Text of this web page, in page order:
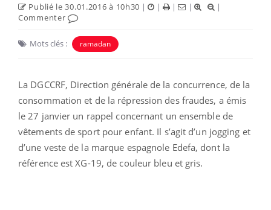
Publié le 30.01.2016 à 10h30 | | | |
|
Commenter
Mots clés : ramadan
La DGCCRF, Direction générale de la concurrence, de la
consommation et de la répression des fraudes, a émis
le 27 janvier un rappel concernant un ensemble de
vêtements de sport pour enfant. Il s’agit d’un jogging et
d’une veste de la marque espagnole Edefa, dont la
référence est XG-19, de couleur bleu et gris.